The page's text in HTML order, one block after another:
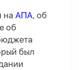
на АПА, об
об
был